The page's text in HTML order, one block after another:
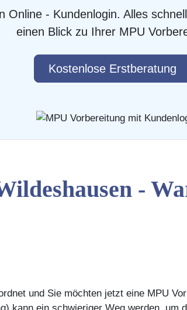
Online - Kundenlogin. Alles
einen Blick zu Ihrer MPU
Kostenlose Erstberatung
-
und Sie möchten jetzt eine MPU